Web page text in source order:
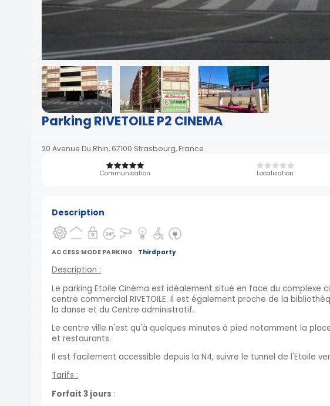
Parking RIVETOILE P2 CINEMA
20 Avenue Du Rhin, 67100 Strasbourg, France
Communication Localization
Description
ACCESS MODE PARKING Thirdparty
Description :
Le parking Etoile Cinéma est idéalement situé en face du complexe
centre commercial RIVETOILE. Il est également proche de la
la danse et du Centre administratif.
Le centre ville n'est qu'à quelques minutes à pied notamment la
et restaurants.
Il est facilement accessible depuis la N4, suivre le tunnel de l'Etoile
Tarifs :
Forfait 3 jours :